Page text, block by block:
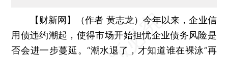
【财新网】（作者 黄志龙） 今年以来，企业信
用债违约潮起，使得市场开始担忧企业债务风险是
否会进一步蔓延。“潮水退了，才知道谁在裸泳”再